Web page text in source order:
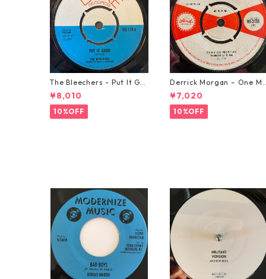
The Bleechers - Put It Go
od 【7-21637】
¥8,010
10%OFF
Derrick Morgan – One
rning In May【7-21653】
¥7,020
10%OFF